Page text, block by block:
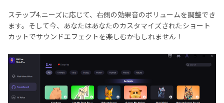
ステップ4.ニーズに応じて、右側の効果音のボリュームを調整でき
ます。そして今、あなたはあなたのカスタマイズされたショート
カットでサウンドエフェクトを楽しむかもしれません！